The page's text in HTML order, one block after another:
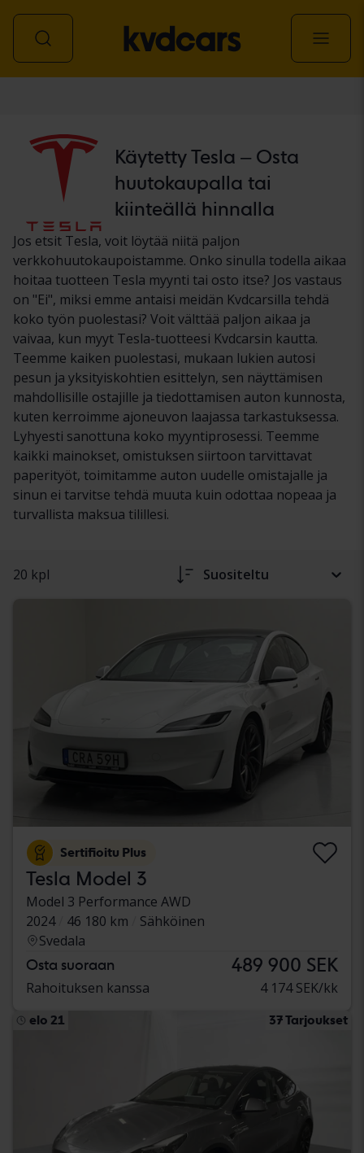
Käytetty Tesla – Osta
huutokaupalla tai
kiinteällä hinnalla
Jos etsit Tesla, voit löytää niitä paljon
verkkohuutokaupoistamme. Onko sinulla todella aikaa
hoitaa tuotteen Tesla myynti tai osto itse? Jos vastaus
on "Ei", miksi emme antaisi meidän Kvdcarsilla tehdä
koko työn puolestasi? Voit välttää paljon aikaa ja
vaivaa, kun myyt Tesla-tuotteesi Kvdcarsin kautta.
Teemme kaiken puolestasi, mukaan lukien autosi
pesun ja yksityiskohtien esittelyn, sen näyttämisen
mahdollisille ostajille ja tiedottamisen auton kunnosta,
kuten kerroimme ajoneuvon laajassa tarkastuksessa.
Lyhyesti sanottuna koko myyntiprosessi. Teemme
kaikki mainokset, omistuksen siirtoon tarvittavat
paperityöt, toimitamme auton uudelle omistajalle ja
sinun ei tarvitse tehdä muuta kuin odottaa nopeaa ja
turvallista maksua tilillesi.
20 kpl Suositeltu
Sertifioitu Plus
Tesla Model 3
Model 3 Performance AWD
2024
46 180 km
Sähköinen
Svedala
Osta suoraan 489 900 SEK
Rahoituksen kanssa 4 174 SEK/kk
elo 21 37 Tarjoukset